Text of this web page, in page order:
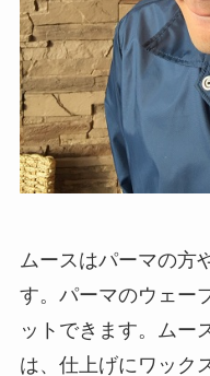
ムースはパーマの方
す。パーマのウェー
ットできます。ムー
は、仕上げにワック